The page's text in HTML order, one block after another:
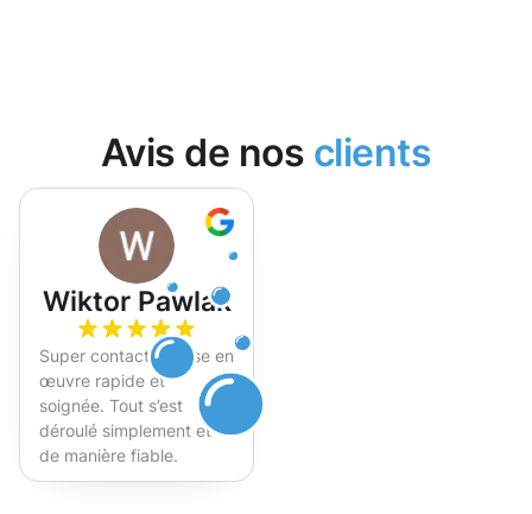
Avis de nos clients
Wiktor Pawlak
Super contact et mise en
œuvre rapide et
soignée. Tout s’est
déroulé simplement et
de manière fiable.
Fortement recommandé !